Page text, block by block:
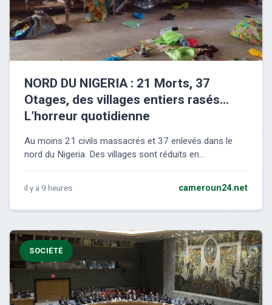
NORD DU NIGERIA : 21 Morts, 37
Otages, des villages entiers rasés…
L’horreur quotidienne
Au moins 21 civils massacrés et 37 enlevés dans le
nord du Nigeria. Des villages sont réduits en...
il y a 9 heures cameroun24.net
SOCIÉTÉ